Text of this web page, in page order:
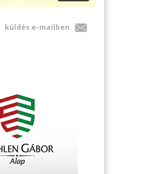
küldés e-mailben